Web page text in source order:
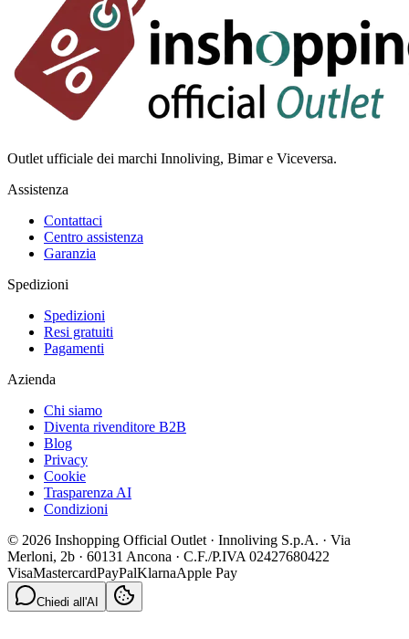
Outlet ufficiale dei marchi Innoliving, Bimar e Viceversa.
Assistenza
Contattaci
Centro assistenza
Garanzia
Spedizioni
Spedizioni
Resi gratuiti
Pagamenti
Azienda
Chi siamo
Diventa rivenditore B2B
Blog
Privacy
Cookie
Trasparenza AI
Condizioni
© 2026 Inshopping Official Outlet · Innoliving S.p.A. · Via
Merloni, 2b · 60131 Ancona · C.F./P.IVA 02427680422
VisaMastercardPayPalKlarnaApple Pay
Chiedi all'AI